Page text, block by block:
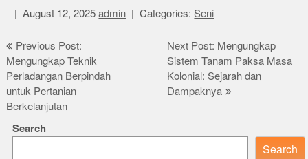
August 12, 2025 admin Categories:Seni
Post
navigation
Previous Post:
Mengungkap Teknik
Perladangan Berpindah
untuk Pertanian
Berkelanjutan
Next Post: Mengungkap
Sistem Tanam Paksa Masa
Kolonial: Sejarah dan
Dampaknya
Search
Search